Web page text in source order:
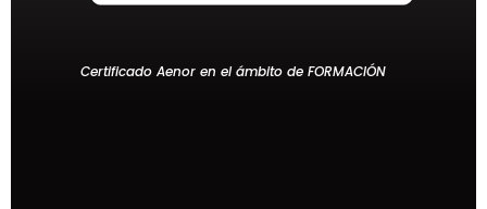
Certificado Aenor en el ámbito de FORMACIÓN